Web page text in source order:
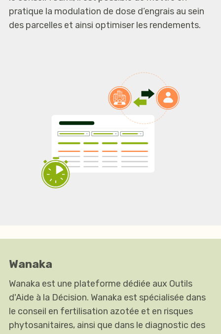
pratique la modulation de dose d’engrais au sein
des parcelles et ainsi optimiser les rendements.
Wanaka
Wanaka est une plateforme dédiée aux Outils
d'Aide à la Décision. Wanaka est spécialisée dans
le conseil en fertilisation azotée et en risques
phytosanitaires, ainsi que dans le diagnostic des